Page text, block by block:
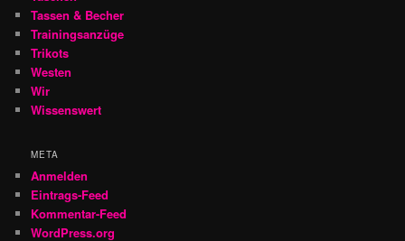
Tassen & Becher
Trainingsanzüge
Trikots
Westen
Wir
Wissenswert
META
Anmelden
Eintrags-Feed
Kommentar-Feed
WordPress.org